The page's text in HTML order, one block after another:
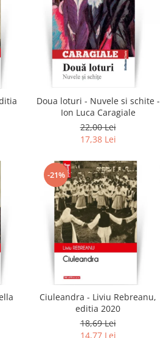
Doua loturi - Nuvele si schite -
Ion Luca Caragiale
22,00 Lei
17,38 Lei
-21%
Ciuleandra - Liviu Rebreanu,
editia 2020
18,69 Lei
14,77 Lei